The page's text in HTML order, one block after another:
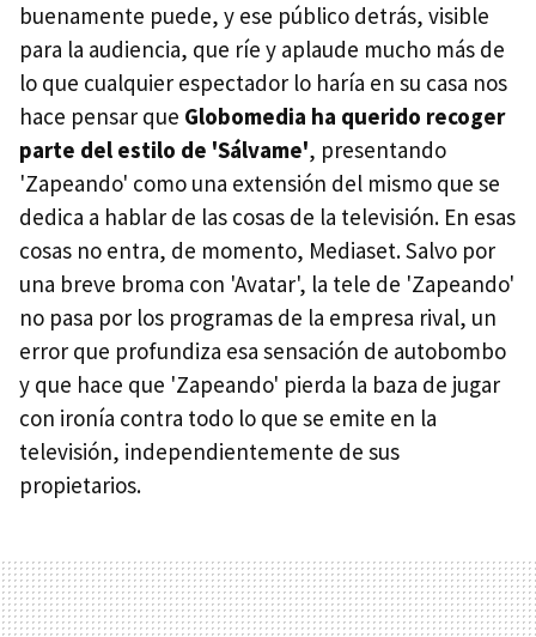
buenamente puede, y ese público detrás, visible
para la audiencia, que ríe y aplaude mucho más de
lo que cualquier espectador lo haría en su casa nos
hace pensar que Globomedia ha querido recoger
parte del estilo de 'Sálvame', presentando
'Zapeando' como una extensión del mismo que se
dedica a hablar de las cosas de la televisión. En esas
cosas no entra, de momento, Mediaset. Salvo por
una breve broma con 'Avatar', la tele de 'Zapeando'
no pasa por los programas de la empresa rival, un
error que profundiza esa sensación de autobombo
y que hace que 'Zapeando' pierda la baza de jugar
con ironía contra todo lo que se emite en la
televisión, independientemente de sus
propietarios.